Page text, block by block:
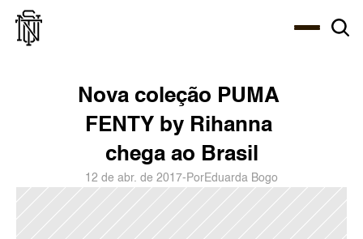
Nova coleção PUMA
FENTY by Rihanna
chega ao Brasil
12 de abr. de 2017- PorEduarda Bogo